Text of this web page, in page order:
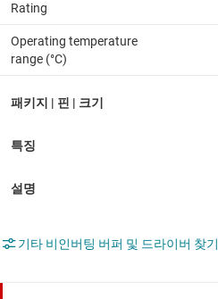
Rating
Operating temperature
range (°C)
기타 비인버팅 버퍼 및 드라이버 찾기